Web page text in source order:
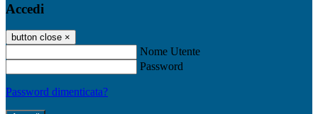
Accedi
button close ×
Nome Utente
Password
Password dimenticata?